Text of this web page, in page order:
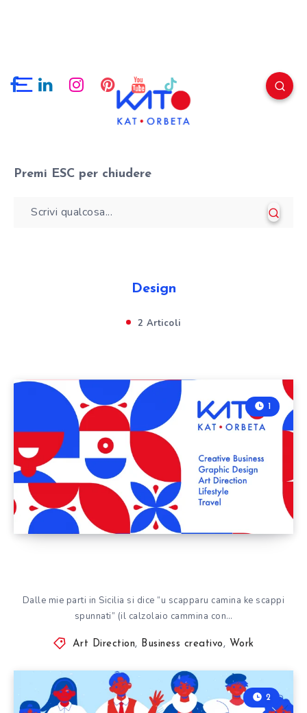
Premi ESC per chiudere
Design
2 Articoli
1
Dalle mie parti in Sicilia si dice “u scapparu camina ke scappi
spunnati” (il calzolaio cammina con…
Art Direction, Business creativo , Work
2